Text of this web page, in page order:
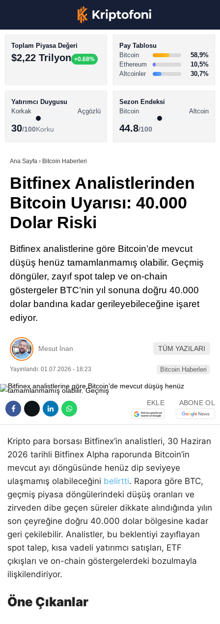
Youtube
TikTok
LinkedIn
Telegram
BİTCOİN HABERLERİ
ALTCOİN HABERLERİ
SÖZLÜK
Toplam Piyasa Değeri
$2,22 Trilyon +0.68%
Pay Tablosu
Bitcoin
58,9%
Ethereum
10,5%
Altcoinler
30,7%
Yatırımcı Duygusu
Korkak
Açgözlü
30/100Korku
Sezon Endeksi
Bitcoin
Altcoin
44.8/100
Ana Sayfa › Bitcoin Haberleri
Bitfinex Analistlerinden
Bitcoin Uyarısı: 40.000
Dolar Riski
Bitfinex analistlerine göre Bitcoin’de mevcut
düşüş henüz tamamlanmamış olabilir. Geçmiş
döngüler, zayıf spot talep ve on-chain
göstergeler BTC’nin yıl sonuna doğru 40.000
dolar bandına kadar gerileyebileceğine işaret
ediyor.
Mesut İnan TÜM YAZILARI
Yayınlandı: 01.07.2026 - 18:23 Bitcoin Haberleri
EKLE ABONE OL
Kripto para borsası Bitfinex’in analistleri, 30 Haziran
2026 tarihli Bitfinex Alpha raporunda Bitcoin’in
mevcut ayı döngüsünde henüz dip seviyeye
ulaşmamış olabileceğini belirtti. Rapora göre BTC,
geçmiş piyasa döngülerindeki düşüş oranları ve
zirveden dibe geçen süreler dikkate alındığında yılın
son çeyreğine doğru 40.000 dolar bölgesine kadar
geri çekilebilir. Analistler, bu beklentiyi zayıflayan
spot talep, kısa vadeli yatırımcı satışları, ETF
çıkışları ve on-chain göstergelerdeki bozulmayla
ilişkilendiriyor.
Öne Çıkanlar